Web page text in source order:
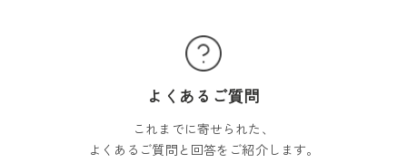
よくあるご質問
これまでに寄せられた、
よくあるご質問と回答をご紹介します。